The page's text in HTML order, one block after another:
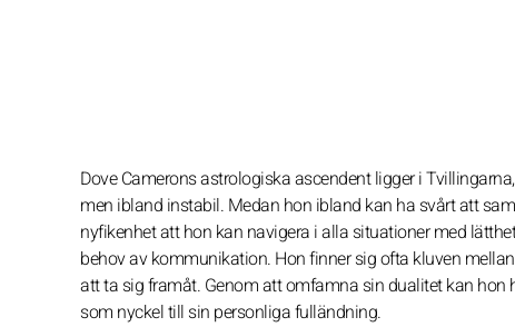
Dove Camerons astrologiska ascendent ligger i
men ibland instabil. Medan hon ibland kan ha svårt att
nyfikenhet att hon kan navigera i alla situationer med
behov av kommunikation. Hon finner sig ofta kluven
att ta sig framåt. Genom att omfamna sin dualitet kan
som nyckel till sin personliga fulländning.